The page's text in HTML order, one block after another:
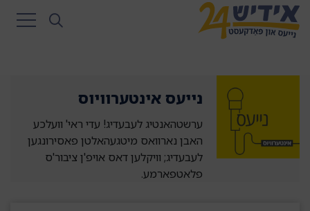
נייעס אינטערוויוס
ערשטהאנטיג לעבעדיג! עדי ראי' וועלכע
האבן נארוואס מיטגעהאלטן פאסירונגען
לעבעדיג; וויקלען דאס אויפ'ן ציבור'ס
פלאטפארמע.